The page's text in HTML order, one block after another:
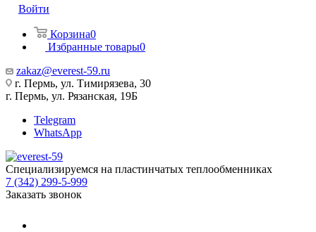
Войти
Корзина0
Избранные товары0
zakaz@everest-59.ru
г. Пермь, ул. Тимирязева, 30
г. Пермь, ул. Рязанская, 19Б
Telegram
WhatsApp
Специализируемся на пластинчатых теплообменниках
7 (342) 299-5-999
Заказать звонок